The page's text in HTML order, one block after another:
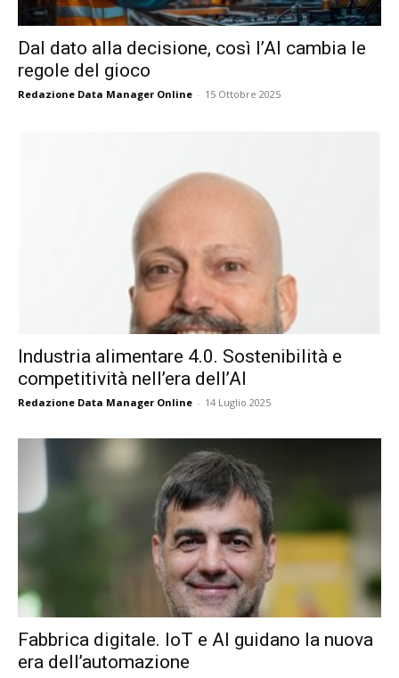
Dal dato alla decisione, così l’AI cambia le
regole del gioco
Redazione Data Manager Online - 15 Ottobre 2025
Industria alimentare 4.0. Sostenibilità e
competitività nell’era dell’AI
Redazione Data Manager Online - 14 Luglio 2025
Fabbrica digitale. IoT e AI guidano la nuova
era dell’automazione